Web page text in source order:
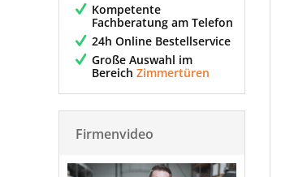
Kompetente
Fachberatung am Telefon
24h Online Bestellservice
Große Auswahl im
Bereich Zimmertüren
Firmenvideo